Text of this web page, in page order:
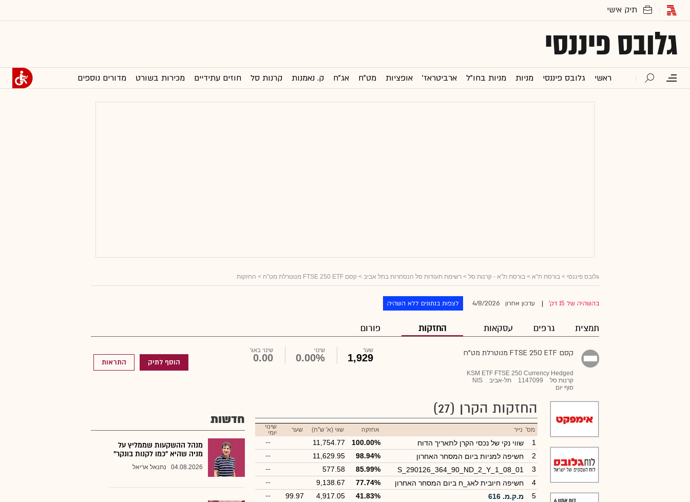
גלובס פיננסי
ראשי גלובס פיננסי מניות מניות בחו"ל ארביטראז' אופציות מט"ח אג"ח ק. נאמנות קרנות סל חוזים עתידיים מכירות בשורט מדורים נוספים
גלובס פיננסי > בורסת ת"א > בורסת ת"א - קרנות סל > רשימת תעודות סל הנסחרות בתל אביב > קסם FTSE 250 ETF מנוטרלת מט"ח > החזקות
בהשהיה של 15 דק' עדכון אחרון 4/8/2026 לצפות בנתונים ללא השהיה
תמצית גרפים עסקאות החזקות פורום
קסם FTSE 250 ETF מנוטרלת מט"ח
KSM ETF FTSE 250 Currency Hedged
קרנות סל
1147099 תל-אביב
NIS
סוף יום
שער
1,929
שינוי
0.00%
שינוי באג'
0.00 הוסף לתיק התראות
החזקות הקרן (27)
מס' נייר אחזקה שווי (א' ש"ח) שער
שינוי
יומי
1 שווי נקי של נכסי הקרן לתאריך הדוח 100.00%
11,754.77
--
2
חשיפה למניות ביום המסחר האחרון 98.94%
11,629.95
--
3
S_290126_364_90_ND_2_Y_1_08_01
85.99%
577.58
--
4
חשיפה חיובית לאג_ח ביום המסחר האחרון 77.74%
9,138.67
--
5
מ.ק.מ. 616 41.83%
4,917.05
99.97
--
חדשות
מנהל ההשקעות שממליץ על
מניה שהיא "כמו לקנות בונקר"
04.08.2026 נתנאל אריאל